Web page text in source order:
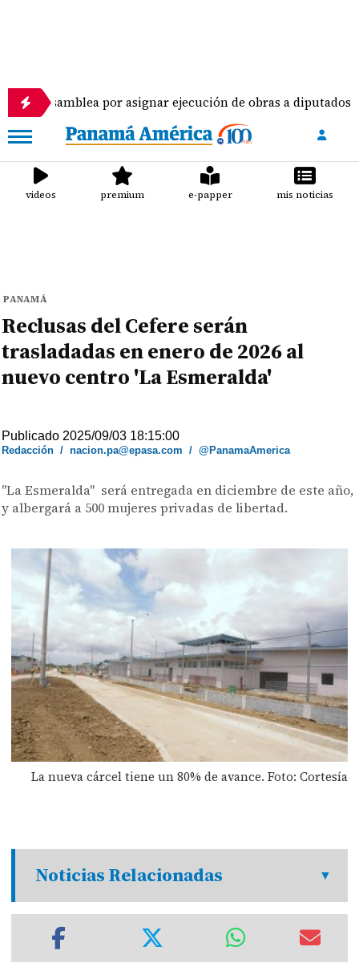
por asignar ejecución de obras a diputados
videos premium e-papper mis noticias
PANAMÁ
Reclusas del Cefere serán
trasladadas en enero de 2026 al
nuevo centro 'La Esmeralda'
Publicado 2025/09/03 18:15:00
Redacción /nacion.pa@epasa.com /@PanamaAmerica
"La Esmeralda" será entregada en diciembre de este año,
y albergará a 500 mujeres privadas de libertad.
La nueva cárcel tiene un 80% de avance. Foto: Cortesía
Noticias Relacionadas